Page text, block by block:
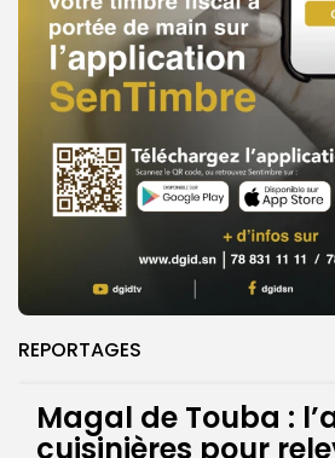
REPORTAGES
Magal de Touba :
cuisinières pour